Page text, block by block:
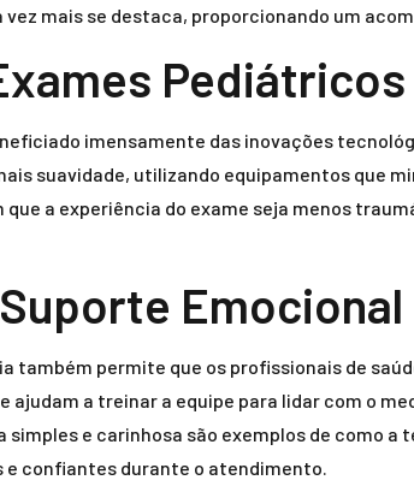
mais se destaca, proporcionando um
Pediátricos
imensamente das inovações
suavidade, utilizando equipamentos que
a experiência do exame seja menos
Emocional
também permite que os profissionais de
ajudam a treinar a equipe para lidar com o
e carinhosa são exemplos de como
e confiantes durante o atendimento.